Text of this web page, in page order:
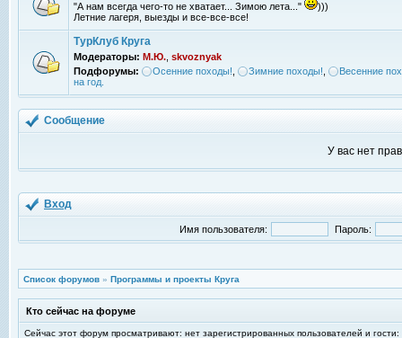
"А нам всегда чего-то не хватает... Зимою лета..."
)))
Летние лагеря, выезды и все-все-все!
ТурКлуб Круга
Модераторы: М.Ю. skvoznyak
Подфорумы:
Осенние походы! Зимние походы!
Весенние
на год.
Сообщение
У вас нет
Вход
Имя пользователя: Пароль:
Список форумов » Программы и проекты Круга
Кто сейчас на форуме
Сейчас этот форум просматривают: нет зарегистрированных пользователей и гости: